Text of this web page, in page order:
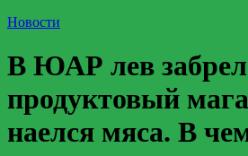
Новости
В ЮАР лев
продуктовый
наелся мяса. В